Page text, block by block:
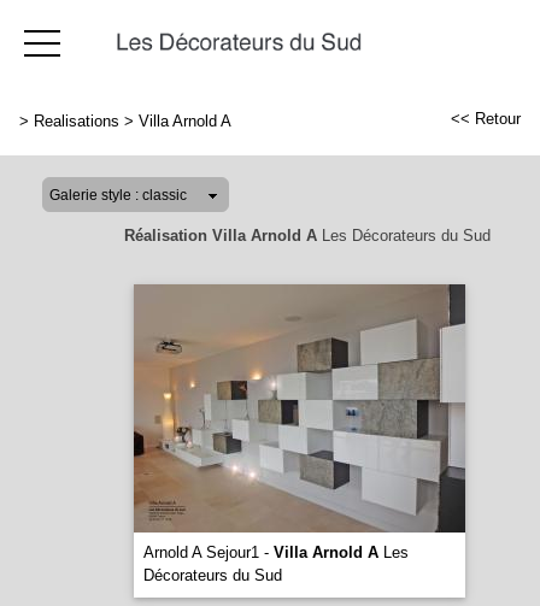
> Realisations > Villa Arnold A << Retour
Réalisation Villa Arnold ALes Décorateurs du Sud
Arnold A Sejour1 - Villa Arnold ALes
Décorateurs du Sud